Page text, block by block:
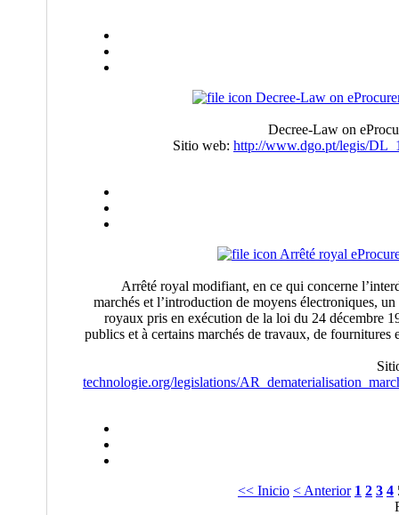
Decree-Law on
Decree-Law on
Sitio web: http://www.dgo.pt/legis/
Arrêté royal
Arrêté royal modifiant, en ce qui concerne
marchés et l’introduction de moyens électroniques, un
royaux pris en exécution de la loi du 24 décembre
publics et à certains marchés de travaux, de
technologie.org/legislations/
<< Inicio < Anterior 1 2 3 4